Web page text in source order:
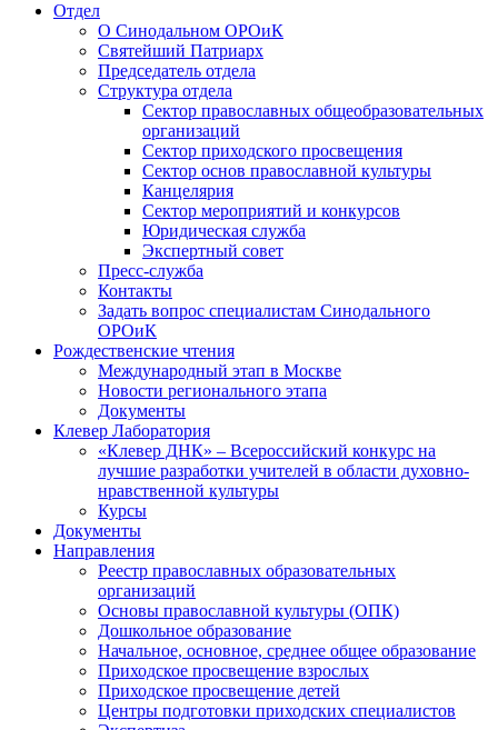
Отдел
О Синодальном ОРОиК
Святейший Патриарх
Председатель отдела
Структура отдела
Сектор православных общеобразовательных
организаций
Сектор приходского просвещения
Сектор основ православной культуры
Канцелярия
Сектор мероприятий и конкурсов
Юридическая служба
Экспертный совет
Пресс-служба
Контакты
Задать вопрос специалистам Синодального
ОРОиК
Рождественские чтения
Международный этап в Москве
Новости регионального этапа
Документы
Клевер Лаборатория
«Клевер ДНК» – Всероссийский конкурс на
лучшие разработки учителей в области духовно-
нравственной культуры
Курсы
Документы
Направления
Реестр православных образовательных
организаций
Основы православной культуры (ОПК)
Дошкольное образование
Начальное, основное, среднее общее образование
Приходское просвещение взрослых
Приходское просвещение детей
Центры подготовки приходских специалистов